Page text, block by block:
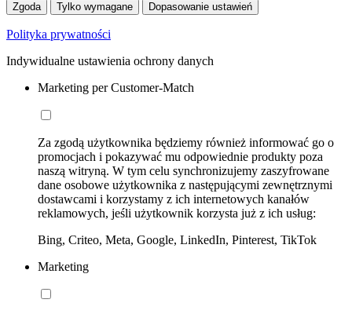
Zgoda Tylko wymagane Dopasowanie ustawień
Polityka prywatności
Indywidualne ustawienia ochrony danych
Marketing per Customer-Match
Za zgodą użytkownika będziemy również informować go o
promocjach i pokazywać mu odpowiednie produkty poza
naszą witryną. W tym celu synchronizujemy zaszyfrowane
dane osobowe użytkownika z następującymi zewnętrznymi
dostawcami i korzystamy z ich internetowych kanałów
reklamowych, jeśli użytkownik korzysta już z ich usług:
Bing, Criteo, Meta, Google, LinkedIn, Pinterest, TikTok
Marketing